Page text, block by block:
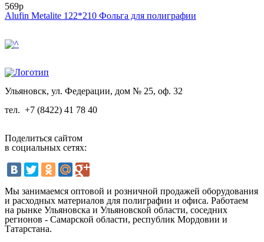
569р
Alufin Metalite 122*210 Фольга для полиграфии
Ульяновск, ул. Федерации, дом № 25, оф. 32
тел. +7 (8422) 41 78 40
Поделиться сайтом
в социальных сетях:
Мы занимаемся оптовой и розничной продажей оборудования
и расходных материалов для полиграфии и офиса. Работаем
на рынке Ульяновска и Ульяновской области, соседних
регионов - Самарской области, республик Мордовии и
Татарстана.